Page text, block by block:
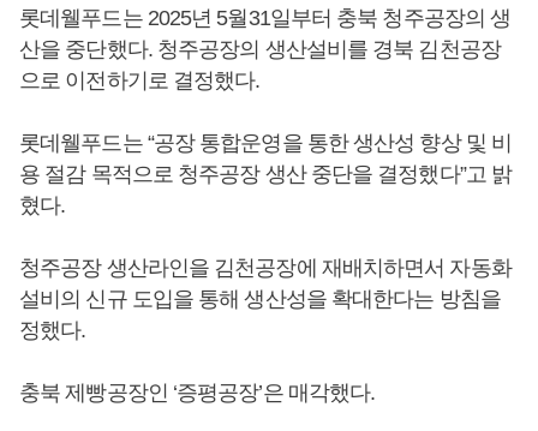
롯데웰푸드는 2025년 5월31일부터 충북 청주공장의 생
산을 중단했다. 청주공장의 생산설비를 경북 김천공장
으로 이전하기로 결정했다.
롯데웰푸드는 “공장 통합운영을 통한 생산성 향상 및 비
용 절감 목적으로 청주공장 생산 중단을 결정했다”고 밝
혔다.
청주공장 생산라인을 김천공장에 재배치하면서 자동화
설비의 신규 도입을 통해 생산성을 확대한다는 방침을
정했다.
충북 제빵공장인 ‘증평공장’은 매각했다.